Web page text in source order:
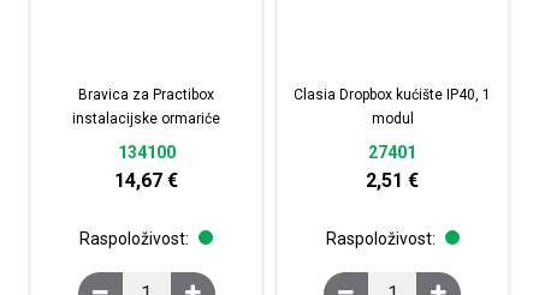
Bravica za Practibox
instalacijske ormariće
134100
14,67€
Raspoloživost:
Bravica za Practibox instalacijske ormariće količina
Clasia Dropbox kućište IP40, 1
modul
27401
2,51€
Raspoloživost:
Clasia Dropbox